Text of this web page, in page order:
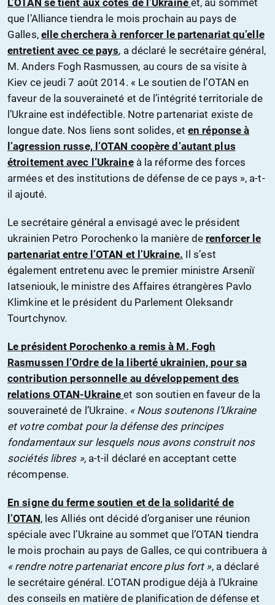
que l’Alliance tiendra le mois prochain au pays de
Galles, elle cherchera à renforcer le partenariat qu’elle
entretient avec ce pays, a déclaré le secrétaire général,
M. Anders Fogh Rasmussen, au cours de sa visite à
Kiev ce jeudi 7 août 2014. « Le soutien de l’OTAN en
faveur de la souveraineté et de l’intégrité territoriale de
l’Ukraine est indéfectible. Notre partenariat existe de
longue date. Nos liens sont solides, eten réponse à
l’agression russe, l’OTAN coopère d’autant plus
étroitement avec l’Ukraineà la réforme des forces
armées et des institutions de défense de ce pays », a-t-
il ajouté.
Le secrétaire général a envisagé avec le président
ukrainien Petro Porochenko la manière de renforcer le
partenariat entre l’OTAN et l’Ukraine. Il s’est
également entretenu avec le premier ministre Arseniï
Iatseniouk, le ministre des Affaires étrangères Pavlo
Klimkine et le président du Parlement Oleksandr
Tourtchynov.
Le président Porochenko a remis à M. Fogh
Rasmussen l’Ordre de la liberté ukrainien, pour sa
contribution personnelle au développement des
relations OTAN-Ukraine et son soutien en faveur de la
souveraineté de l’Ukraine. « Nous soutenons l’Ukraine
et votre combat pour la défense des principes
fondamentaux sur lesquels nous avons construit nos
sociétés libres »,a-t-il déclaré en acceptant cette
récompense.
En signe du ferme soutien et de la solidarité de
l’OTAN, les Alliés ont décidé d’organiser une réunion
spéciale avec l’Ukraine au sommet que l’OTAN tiendra
le mois prochain au pays de Galles, ce qui contribuera à
« rendre notre partenariat encore plus fort », a déclaré
le secrétaire général. L’OTAN prodigue déjà à l’Ukraine
des conseils en matière de planification de défense et